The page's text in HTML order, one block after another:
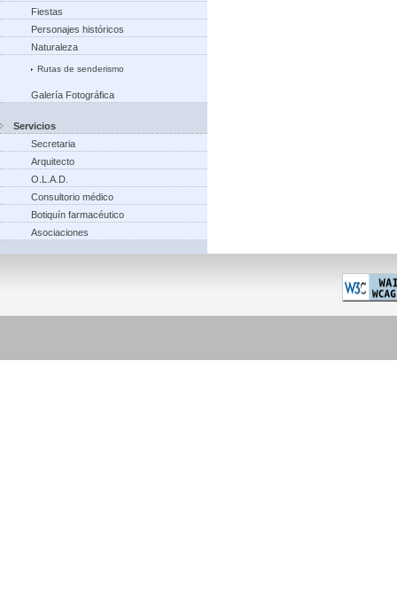
Fiestas
Personajes históricos
Naturaleza
Rutas de senderismo
Galería Fotográfica
Servicios
Secretaria
Arquitecto
O.L.A.D.
Consultorio médico
Botiquín farmacéutico
Asociaciones